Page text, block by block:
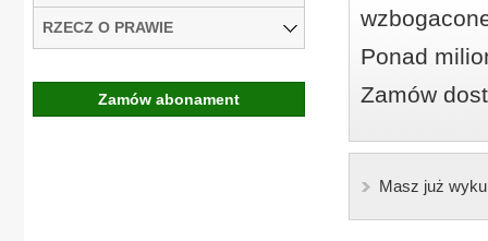
Ponad
Zamów
Masz już
RZECZ O PRAWIE
Zamów abonament